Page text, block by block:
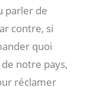
parler de
contre, si
quoi
notre pays,
réclamer